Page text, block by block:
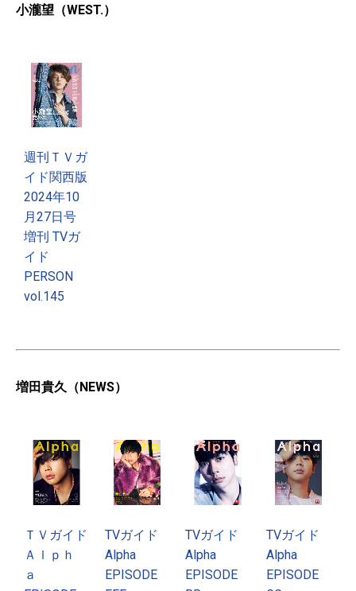
小瀧望（WEST.）
週刊ＴＶガ
イド関西版
2024年10
月27日号
増刊 TVガ
イド
PERSON
vol.145
増田貴久（NEWS）
ＴＶガイド
Ａｌｐｈ
ａ
TVガイド
Alpha
EPISODE
TVガイド
Alpha
EPISODE
TVガイド
Alpha
EPISODE